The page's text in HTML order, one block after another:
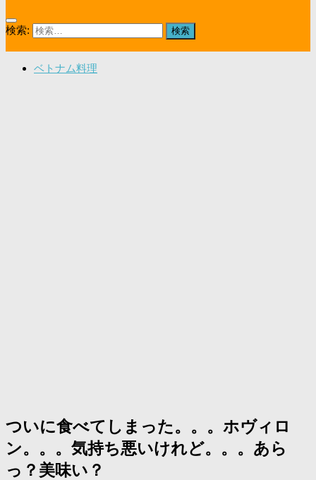
検索:
ベトナム料理
ついに食べてしまった。。。ホヴィロ
ン。。。気持ち悪いけれど。。。あら
っ？美味い？